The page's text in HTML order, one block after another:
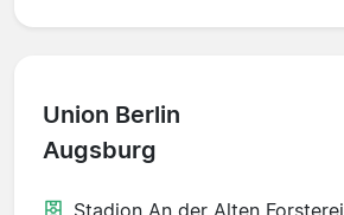
Union Berlin
Augsburg
Stadion An der Alten Forsterei